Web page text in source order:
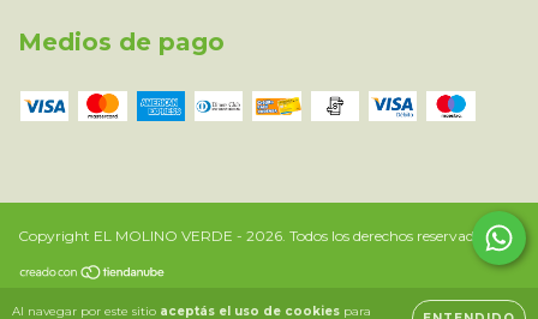
Al navegar por este sitio aceptás el uso de cookies para
Medios de pago
Copyright EL MOLINO VERDE - 2026. Todos los derechos reservados.